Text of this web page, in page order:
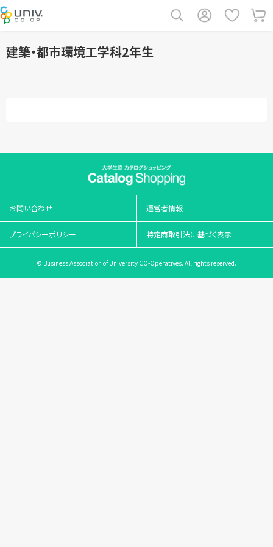
建築・都市環境工学科2年生
お問い合わせ 運営者情報
プライバシーポリシー 特定商取引法に基づく表示
© Business Association of University CO-Operatives. All rights reserved.